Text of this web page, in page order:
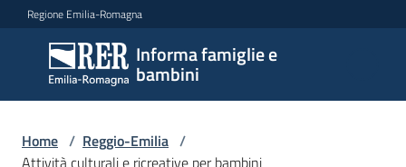
Vai al contenuto
Vai alla navigazione
Vai al footer
Regione Emilia-Romagna
Informa famiglie e
bambini
Informa
famiglie
e
bambini
Home / Reggio-Emilia /
Attività culturali e ricreative per bambini